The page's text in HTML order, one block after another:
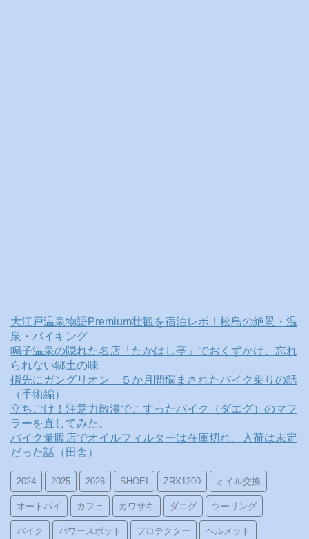
大江戸温泉物語Premium壮観を宿泊レポ！松島の絶景・温
泉・バイキング
鳴子温泉の隠れた名店「たかはし亭」でおくずかけ、忘れ
られない郷土の味
指先にガングリオン ５か月間悩まされたバイク乗りの話
（手術編）
立ちごけ！注意力散漫でこすったバイク（ダエグ）のマフ
ラーを直してみた。
バイク量販店でオイルフィルターは在庫切れ、入荷は未定
だった話（田舎）
2024 2025 2026 SHOEI ZRX1200 オイル交換
オートバイ カフェ カワサキ ダエグ ツーリング
バイク パワースポット プロテクター ヘルメット